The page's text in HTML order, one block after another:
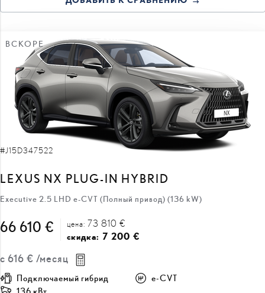
ВСКОРЕ
#J15D347522
LEXUS NX PLUG-IN HYBRID
Executive 2.5 LHD e-CVT (Полный привод) (136 kW)
66 610 € цена: 73 810 €
скидка: 7 200 €
с 616 € /месяц
Подключаемый гибрид
e-CVT
136 кВт